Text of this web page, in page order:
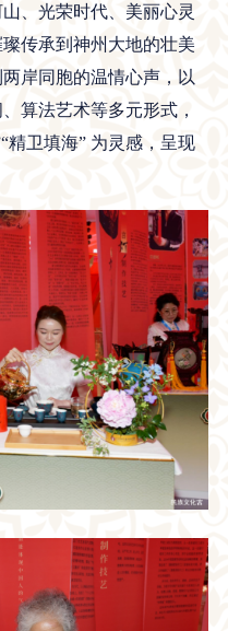
、光荣时代、美丽心灵
传承到神州大地的壮美
岸同胞的温情心声，以
算法艺术等多元形式，
精卫填海” 为灵感，呈现